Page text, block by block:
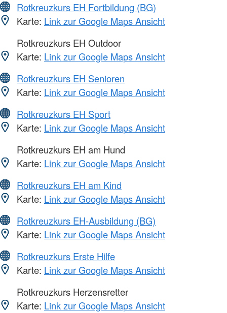
Rotkreuzkurs EH Fortbildung (BG)
Karte: Link zur Google Maps Ansicht
Rotkreuzkurs EH Outdoor
Karte: Link zur Google Maps Ansicht
Rotkreuzkurs EH Senioren
Karte: Link zur Google Maps Ansicht
Rotkreuzkurs EH Sport
Karte: Link zur Google Maps Ansicht
Rotkreuzkurs EH am Hund
Karte: Link zur Google Maps Ansicht
Rotkreuzkurs EH am Kind
Karte: Link zur Google Maps Ansicht
Rotkreuzkurs EH-Ausbildung (BG)
Karte: Link zur Google Maps Ansicht
Rotkreuzkurs Erste Hilfe
Karte: Link zur Google Maps Ansicht
Rotkreuzkurs Herzensretter
Karte: Link zur Google Maps Ansicht